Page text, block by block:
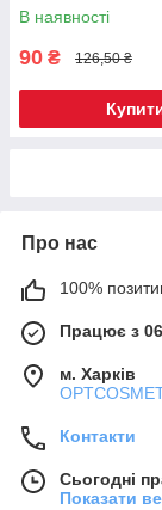
В наявності
90 ₴ 126,50 ₴
Про нас
100%
Працює з
м. Харків
Контакти
Сьогодні
Показати